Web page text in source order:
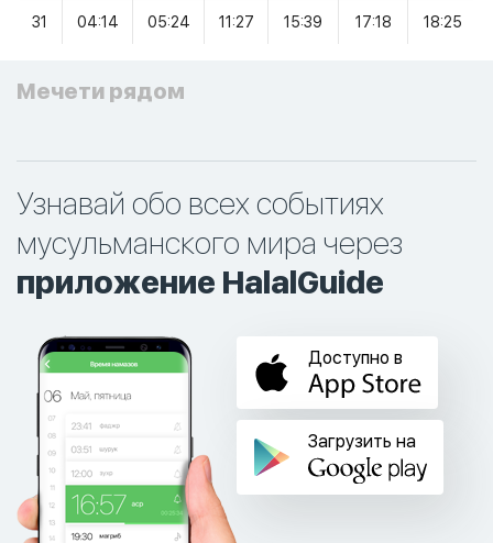
31 04:14 05:24 11:27 15:39 17:18 18:25
Мечети рядом
Узнавай обо всех событиях
мусульманского мира через
приложение HalalGuide
Доступно в
Загрузить на